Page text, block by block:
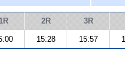
2R 3R
15:28 15:57